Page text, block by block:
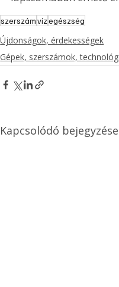
szerszámvízegészség
Újdonságok, érdekességek
Gépek, szerszámok,
Kapcsolódó